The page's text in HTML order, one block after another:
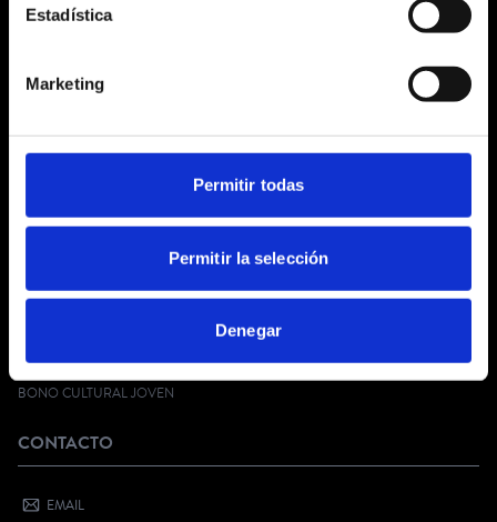
Estadística
Marketing
Permitir todas
Permitir la selección
Denegar
CORPORATE
¿QUIÉNES SOMOS?
CONDICIONES GENERALES
POLÍTICA DE PRIVACIDAD
SERVICIO AL CLIENTE
¿QUIERES VENDER CON NOSOTROS?
BONO CULTURAL JOVEN
CONTACTO
EMAIL